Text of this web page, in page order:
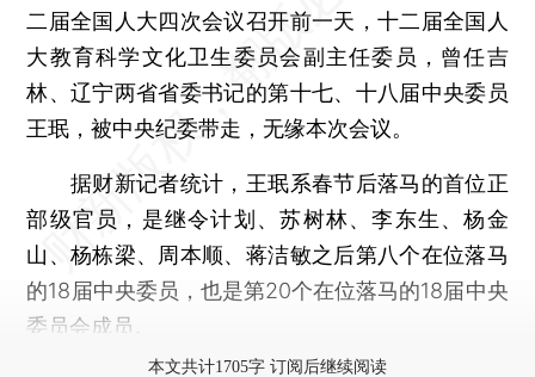
二届全国人大四次会议召开前一天，十二届全国人
大教育科学文化卫生委员会副主任委员，曾任吉
林、辽宁两省省委书记的第十七、十八届中央委员
王珉，被中央纪委带走，无缘本次会议。
据财新记者统计，王珉系春节后落马的首位正
部级官员，是继令计划、苏树林、李东生、杨金
山、杨栋梁、周本顺、蒋洁敏之后第八个在位落马
的18届中央委员，也是第20个在位落马的18届中央
委员会成员。
本文共计1705字 订阅后继续阅读